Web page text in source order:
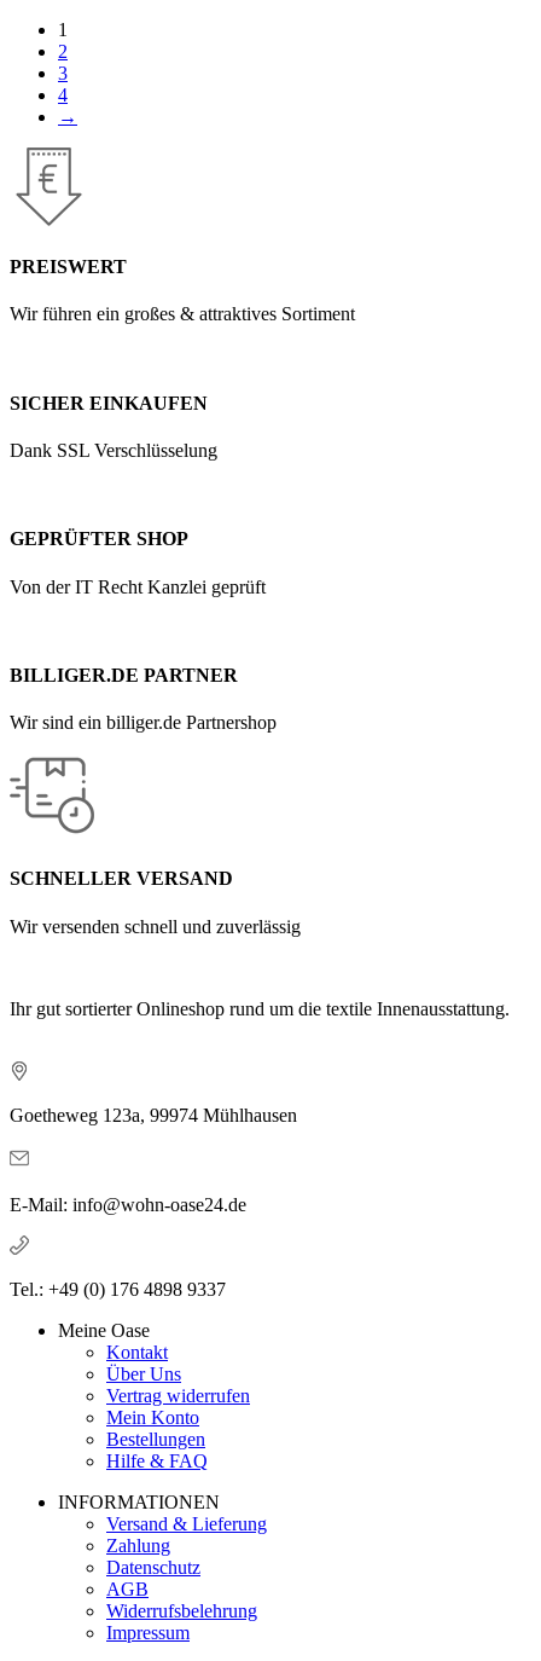
1
2
3
4
→
PREISWERT
Wir führen ein großes & attraktives Sortiment
SICHER EINKAUFEN
Dank SSL Verschlüsselung
GEPRÜFTER SHOP
Von der IT Recht Kanzlei geprüft
BILLIGER.DE PARTNER
Wir sind ein billiger.de Partnershop
SCHNELLER VERSAND
Wir versenden schnell und zuverlässig
Ihr gut sortierter Onlineshop rund um die textile Innenausstattung.
Goetheweg 123a, 99974 Mühlhausen
E-Mail: info@wohn-oase24.de
Tel.: +49 (0) 176 4898 9337
Meine Oase
Kontakt
Über Uns
Vertrag widerrufen
Mein Konto
Bestellungen
Hilfe & FAQ
INFORMATIONEN
Versand & Lieferung
Zahlung
Datenschutz
AGB
Widerrufsbelehrung
Impressum